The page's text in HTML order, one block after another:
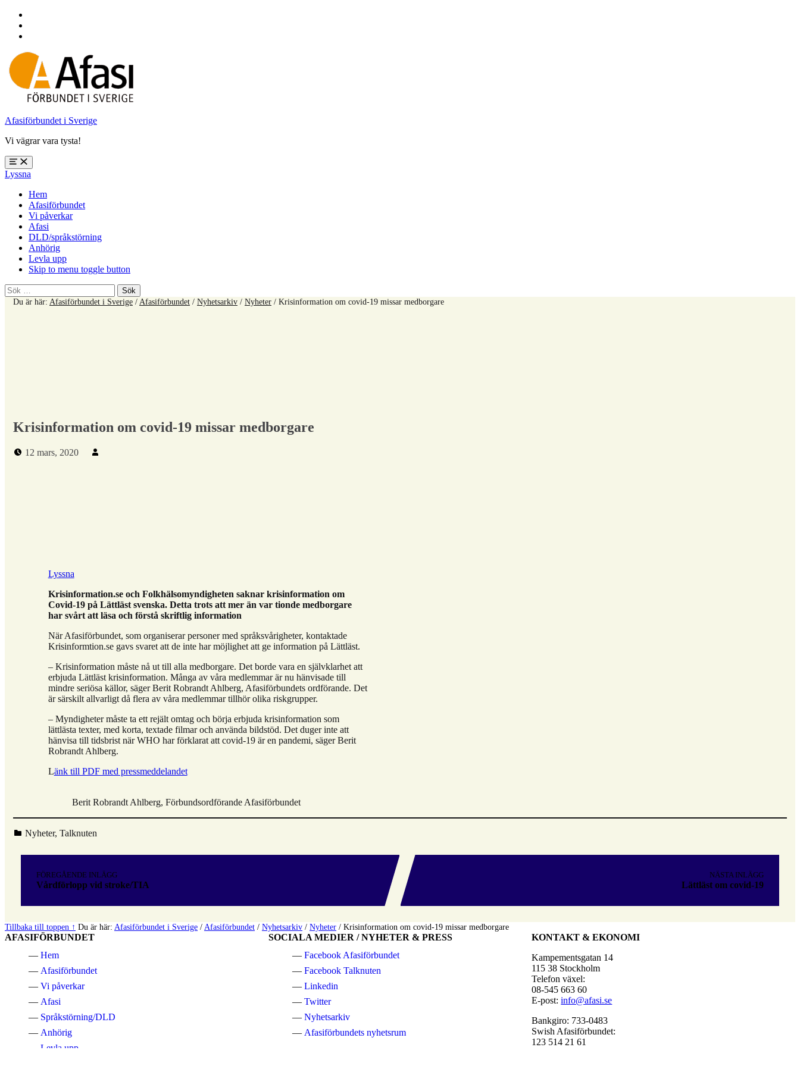
sidfoten
Afasiförbundet i Sverige
Vi vägrar vara tysta!
Öppna
meny:
%s
Lyssna
Hem
Afasiförbundet
Vi påverkar
Afasi
DLD/språkstörning
Anhörig
Levla upp
Skip to menu toggle button
Sök
efter:Du är här: Afasiförbundet i Sverige /Afasiförbundet / Nyhetsarkiv / Nyheter / Krisinformation om covid-19 missar medborgare
Krisinformation om covid-19 missar medborgare
Publicerad den:
12 mars, 2020
Lyssna
Krisinformation.se och Folkhälsomyndigheten saknar krisinformation om
Covid-19 på Lättläst svenska. Detta trots att mer än var tionde medborgare
har svårt att läsa och förstå skriftlig information
När Afasiförbundet, som organiserar personer med språksvårigheter, kontaktade
Krisinformtion.se gavs svaret att de inte har möjlighet att ge information på Lättläst.
– Krisinformation måste nå ut till alla medborgare. Det borde vara en självklarhet att
erbjuda Lättläst krisinformation. Många av våra medlemmar är nu hänvisade till
mindre seriösa källor, säger Berit Robrandt Ahlberg, Afasiförbundets ordförande. Det
är särskilt allvarligt då flera av våra medlemmar tillhör olika riskgrupper.
– Myndigheter måste ta ett rejält omtag och börja erbjuda krisinformation som
lättlästa texter, med korta, textade filmar och använda bildstöd. Det duger inte att
hänvisa till tidsbrist när WHO har förklarat att covid-19 är en pandemi, säger Berit
Robrandt Ahlberg.
Länk till PDF med pressmeddelandet
Berit Robrandt Ahlberg, Förbundsordförande Afasiförbundet
Kategoriserad i:
Nyheter, Talknuten
tillbaka
huvudnavigeringen
FÖREGÅENDE INLÄGG
Vårdförlopp vid stroke/TIA
NÄSTA INLÄGG
Lättläst om covid-19
Tillbaka till toppen ↑ Du är här: Afasiförbundet i Sverige / Afasiförbundet / Nyhetsarkiv / Nyheter / Krisinformation om covid-19 missar medborgare
AFASIFÖRBUNDET
Hem
Afasiförbundet
Vi påverkar
Afasi
Språkstörning/DLD
Anhörig
Levla upp
SOCIALA MEDIER / NYHETER & PRESS
Facebook Afasiförbundet
Facebook Talknuten
Linkedin
Twitter
Nyhetsarkiv
Afasiförbundets nyhetsrum
KONTAKT & EKONOMI
Kampementsgatan 14
115 38 Stockholm
Telefon växel:
08-545 663 60
E-post:info@afasi.se
Bankgiro: 733-0483
Swish Afasiförbundet:
123 514 21 61